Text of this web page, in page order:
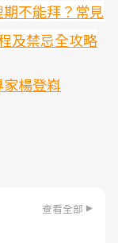
不能拜？常見
及禁忌全攻略
家楊登嵙
查看全部